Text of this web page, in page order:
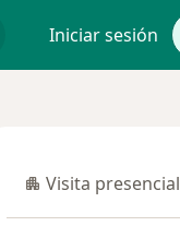
Iniciar sesión
Visita presencial
Visita presencial